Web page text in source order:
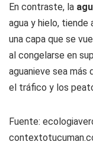
En contraste, la
agua y hielo, tiende
una capa que se
al congelarse en
aguanieve sea más
el tráfico y los
Fuente: